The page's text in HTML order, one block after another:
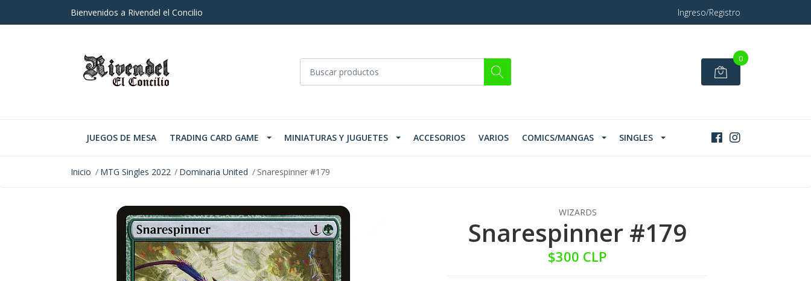
Bienvenidos a Rivendel el Concilio Ingreso/Registro
0
JUEGOS DE MESA TRADING CARD GAME MINIATURAS Y JUGUETES ACCESORIOS VARIOS COMICS/MANGAS SINGLES
Inicio MTG Singles 2022 Dominaria United Snarespinner #179
WIZARDS
Snarespinner #179
$300 CLP